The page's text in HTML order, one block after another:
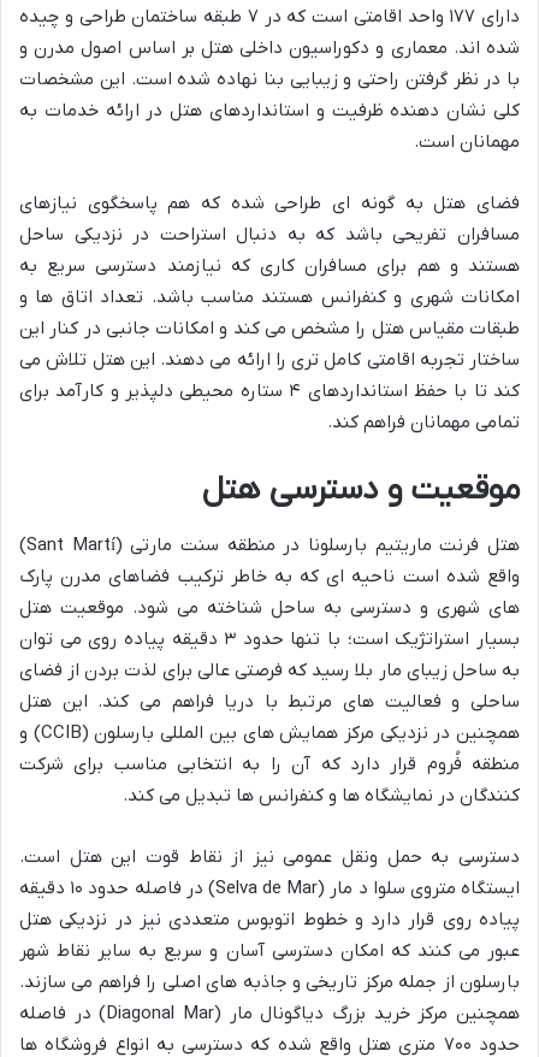
دارای ۱۷۷ واحد اقامتی است که در ۷ طبقه ساختمان طراحی و چیده
شده اند. معماری و دکوراسیون داخلی هتل بر اساس اصول مدرن و
با در نظر گرفتن راحتی و زیبایی بنا نهاده شده است. این مشخصات
کلی نشان دهنده ظرفیت و استانداردهای هتل در ارائه خدمات به
مهمانان است.
فضای هتل به گونه ای طراحی شده که هم پاسخگوی نیازهای
مسافران تفریحی باشد که به دنبال استراحت در نزدیکی ساحل
هستند و هم برای مسافران کاری که نیازمند دسترسی سریع به
امکانات شهری و کنفرانس هستند مناسب باشد. تعداد اتاق ها و
طبقات مقیاس هتل را مشخص می کند و امکانات جانبی در کنار این
ساختار تجربه اقامتی کامل تری را ارائه می دهند. این هتل تلاش می
کند تا با حفظ استانداردهای ۴ ستاره محیطی دلپذیر و کارآمد برای
تمامی مهمانان فراهم کند.
موقعیت و دسترسی هتل
هتل فرنت ماریتیم بارسلونا در منطقه سنت مارتی (Sant Martí)
واقع شده است ناحیه ای که به خاطر ترکیب فضاهای مدرن پارک
های شهری و دسترسی به ساحل شناخته می شود. موقعیت هتل
بسیار استراتژیک است؛ با تنها حدود ۳ دقیقه پیاده روی می توان
به ساحل زیبای مار بلا رسید که فرصتی عالی برای لذت بردن از فضای
ساحلی و فعالیت های مرتبط با دریا فراهم می کند. این هتل
همچنین در نزدیکی مرکز همایش های بین المللی بارسلون (CCIB) و
منطقه فُروم قرار دارد که آن را به انتخابی مناسب برای شرکت
کنندگان در نمایشگاه ها و کنفرانس ها تبدیل می کند.
دسترسی به حمل ونقل عمومی نیز از نقاط قوت این هتل است.
ایستگاه متروی سلوا د مار (Selva de Mar) در فاصله حدود ۱۰ دقیقه
پیاده روی قرار دارد و خطوط اتوبوس متعددی نیز در نزدیکی هتل
عبور می کنند که امکان دسترسی آسان و سریع به سایر نقاط شهر
بارسلون از جمله مرکز تاریخی و جاذبه های اصلی را فراهم می سازند.
همچنین مرکز خرید بزرگ دیاگونال مار (Diagonal Mar) در فاصله
حدود ۷۰۰ متری هتل واقع شده که دسترسی به انواع فروشگاه ها